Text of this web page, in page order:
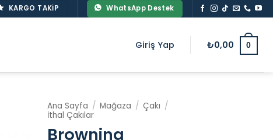
KARGO TAKIP WhatsApp Destek
Giriş Yap ₺0,00 0
Ana Sayfa / Mağaza / Çakı /
İthal Çakılar
Browning